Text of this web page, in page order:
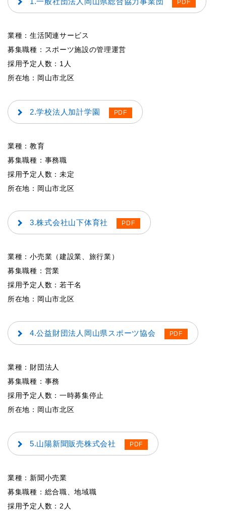
業種：生活関連サービス
募集職種：スポーツ施設の管理運営
採用予定人数：1人
所在地：岡山市北区
2.学校法人加計学園
業種：教育
募集職種：事務職
採用予定人数：未定
所在地：岡山市北区
3.株式会社山下体育社
業種：小売業（建設業、旅行業）
募集職種：営業
採用予定人数：若干名
所在地：岡山市北区
4.公益財団法人岡山県スポーツ協会
業種：財団法人
募集職種：事務
採用予定人数：一時募集停止
所在地：岡山市北区
5.山陽新聞販売株式会社
業種：新聞小売業
募集職種：総合職、地域職
採用予定人数：2人